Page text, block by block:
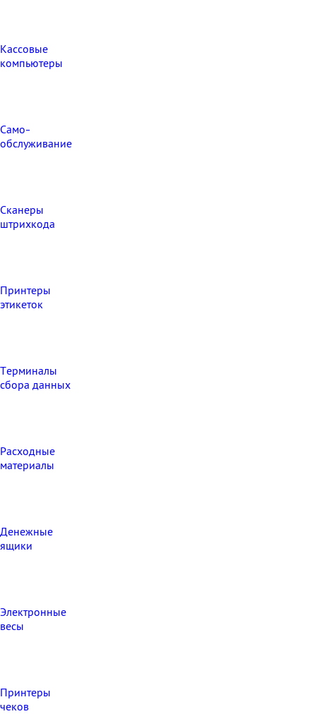
Кассовые
компьютеры
Само-
обслуживание
Сканеры
штрихкода
Принтеры
этикеток
Терминалы
сбора данных
Расходные
материалы
Денежные
ящики
Электронные
весы
Принтеры
чеков